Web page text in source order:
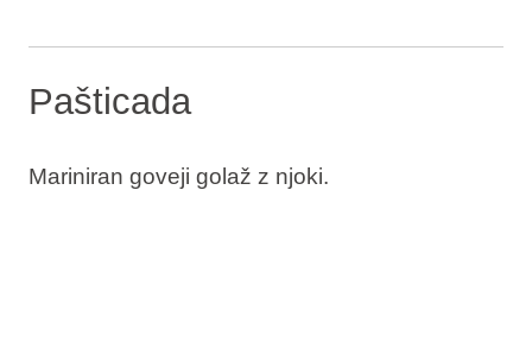
Pašticada
Mariniran goveji golaž z njoki.